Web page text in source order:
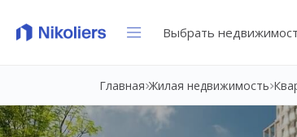
Выбрать
Главная Жилая недвижимость